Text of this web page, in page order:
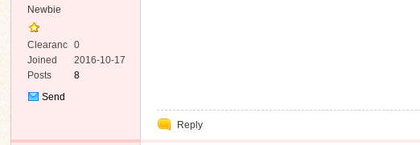
Newbie
Clearanc
e
0
Joined
2016-10-17
Posts
8
Send
Reply